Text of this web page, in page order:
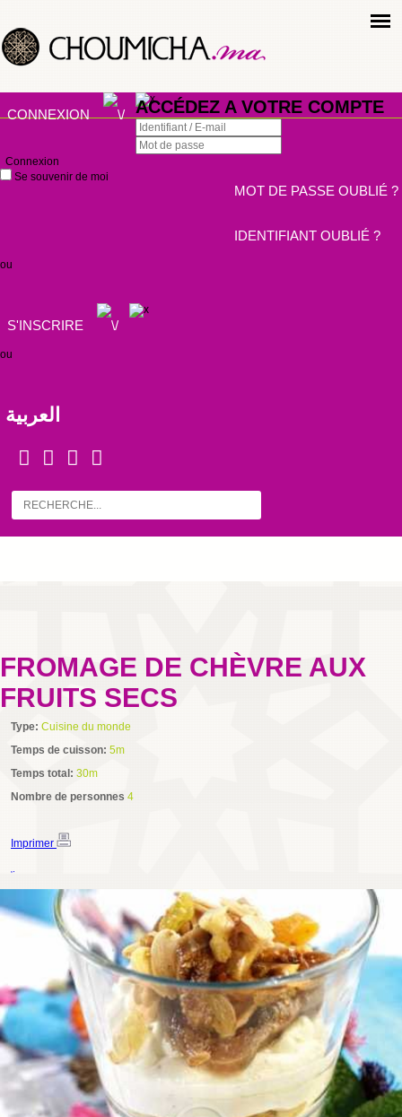
CONNEXION ACCÉDEZ A VOTRE COMPTE
Connexion
Se souvenir de moi
MOT DE PASSE OUBLIÉ ?
IDENTIFIANT OUBLIÉ ?
ou
S'INSCRIRE
ou
العربية
FROMAGE DE CHÈVRE AUX
FRUITS SECS
Type: Cuisine du monde
Temps de cuisson: 5m
Temps total: 30m
Nombre de personnes 4
Imprimer